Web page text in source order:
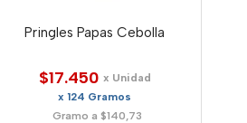
Pringles Papas Cebolla
$17.450 x Unidad
x 124 Gramos
Gramo a $140,73